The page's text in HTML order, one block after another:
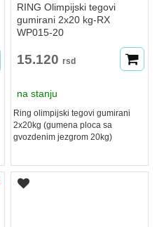
RING Olimpijski tegovi
gumirani 2x20 kg-RX
WP015-20
15.120 rsd
na stanju
Ring olimpijski tegovi gumirani
2x20kg (gumena ploca sa
gvozdenim jezgrom 20kg)